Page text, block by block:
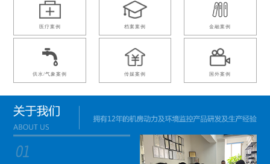
医疗案例 档案案例 金融案例
供水/气象案例 传媒案例 国外案例